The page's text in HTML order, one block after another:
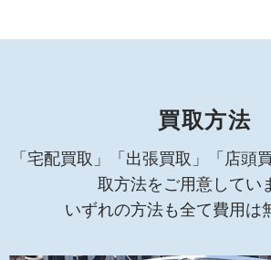
買取方法
「宅配買取」「出張買取」「店頭
取方法をご用意してい
いずれの方法も全て費用は